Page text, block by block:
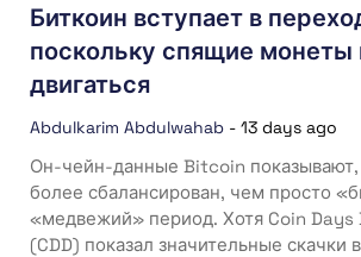
Биткоин вступает в
поскольку спящие монеты
двигаться
Abdulkarim Abdulwahab - 13 days ago
Он-чейн-данные Bitcoin
более сбалансирован, чем просто
«медвежий» период. Хотя Coin
(CDD) показал значительные скачки